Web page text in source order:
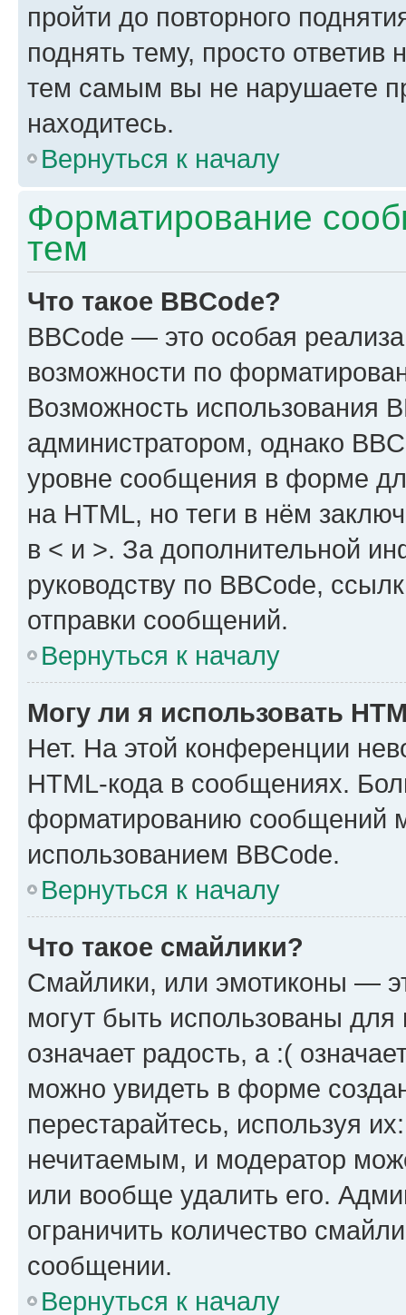
пройти до повторного
поднять тему, просто ответив
тем самым вы не нарушаете
находитесь.
Вернуться к началу
Форматирование
тем
Что такое BBCode?
BBCode — это особая
возможности по
Возможность использования
администратором, однако
уровне сообщения в форме
на HTML, но теги в нём
в < и >. За дополнительной
руководству по BBCode,
отправки сообщений.
Вернуться к началу
Могу ли я использовать
Нет. На этой конференции
HTML-кода в сообщениях.
форматированию сообщений
использованием BBCode.
Вернуться к началу
Что такое смайлики?
Смайлики, или эмотиконы —
могут быть использованы
означает радость, а :(
можно увидеть в форме
перестарайтесь, используя
нечитаемым, и модератор
или вообще удалить его.
ограничить количество
сообщении.
Вернуться к началу